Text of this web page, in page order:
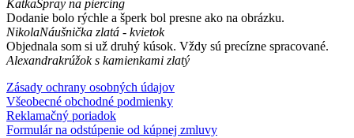
KatkaSpray na piercing
Dodanie bolo rýchle a šperk bol presne ako na obrázku.
NikolaNáušnička zlatá - kvietok
Objednala som si už druhý kúsok. Vždy sú precízne spracované.
Alexandrakrúžok s kamienkami zlatý
Zásady ochrany osobných údajov
Všeobecné obchodné podmienky
Reklamačný poriadok
Formulár na odstúpenie od kúpnej zmluvy